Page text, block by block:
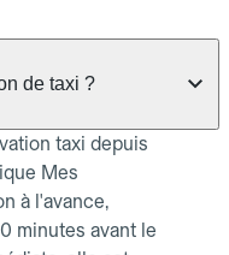
de taxi ?
taxi depuis
Mes
à l'avance,
minutes avant le